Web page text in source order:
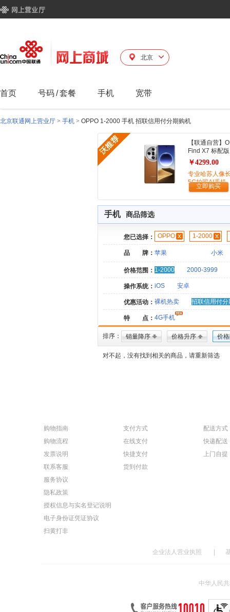
北京
首页 号码/套餐 手机 宽带
北京联通网上营业厅 > 手机 > OPPO 1-2000 手机 招联信用付分期购机
【联通自营】
Find X7 标配版
￥4299.00
专业哈苏人像
5G拍照AI手机
立即购买
手机 商品筛选
您已选择： OPPO 1-2000
品 牌： 苹果 小米
价格范围： 1-2000 2000-3999
操作系统： iOS 安卓
优惠活动： 裸机热卖 招联信用付分
特 点： 4G手机
排序： 销量降序 价格升序 价
对不起，没有找到相关的商品，请重新筛选
购物指南
购物流程
发票说明
联系客服
服务协议
隐私政策
授权信息与实名登记说明
电子身份证凭证协议
扫黄打非
支付方式
在线支付
快捷支付
货到付款
配送方式
快递配送
上门自提
企业法人营业执照
中华人民